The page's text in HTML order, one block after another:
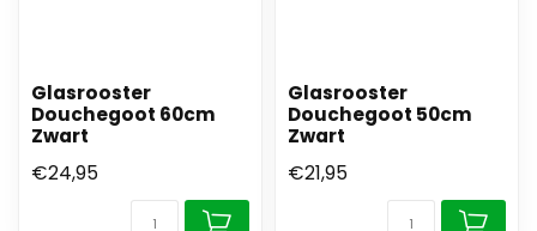
Glasrooster
Douchegoot 60cm
Zwart
€24,95
Glasrooster
Douchegoot 50cm
Zwart
€21,95